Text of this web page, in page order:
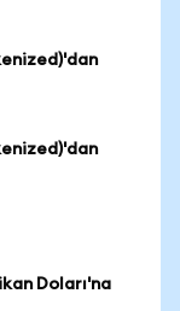
Doları'na